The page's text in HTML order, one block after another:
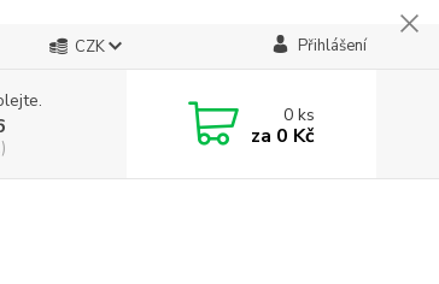
CZK Přihlášení
0ks
za 0 Kč